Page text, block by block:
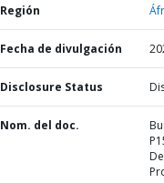
Región
Fecha de divulgación
Disclosure Status
Nom. del doc.